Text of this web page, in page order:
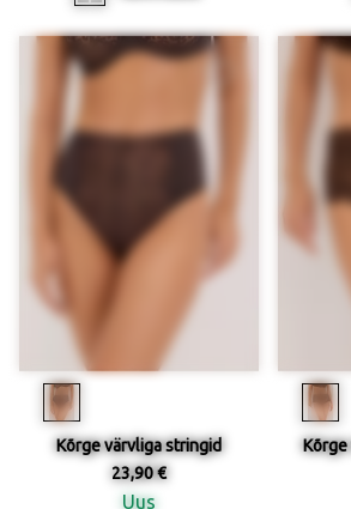
Kõrge värvliga stringid
23,90 €
Uus
Kõrge